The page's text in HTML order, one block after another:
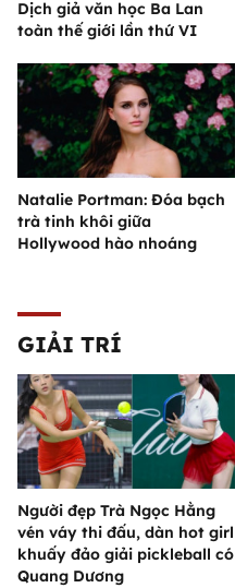
Dịch giả văn học Ba Lan
toàn thế giới lần thứ VI
Natalie Portman: Đóa bạch
trà tinh khôi giữa
Hollywood hào nhoáng
GIẢI TRÍ
Người đẹp Trà Ngọc Hằng
vén váy thi đấu, dàn hot girl
khuấy đảo giải pickleball có
Quang Dương